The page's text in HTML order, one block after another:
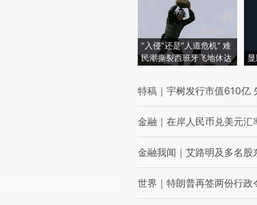
“入侵”还是“人道危机” 难
民潮撕裂西班牙飞地休达
特稿 ｜ 宇树发行市值610亿
金融 ｜ 在岸人民币兑美元汇
金融我闻 ｜ 艾路明及多名股
世界 ｜ 特朗普再签两份行政